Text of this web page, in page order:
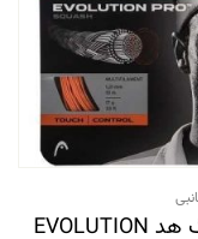
استرینگ هد EVOLUTION